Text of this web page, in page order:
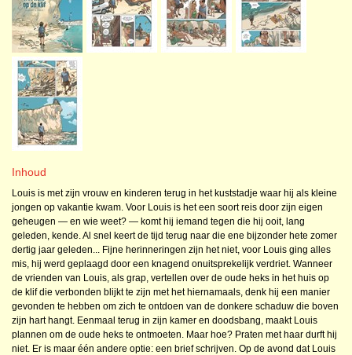
Inhoud
Louis is met zijn vrouw en kinderen terug in het kuststadje waar hij als kleine
jongen op vakantie kwam. Voor Louis is het een soort reis door zijn eigen
geheugen — en wie weet? — komt hij iemand tegen die hij ooit, lang
geleden, kende. Al snel keert de tijd terug naar die ene bijzonder hete zomer
dertig jaar geleden... Fijne herinneringen zijn het niet, voor Louis ging alles
mis, hij werd geplaagd door een knagend onuitsprekelijk verdriet. Wanneer
de vrienden van Louis, als grap, vertellen over de oude heks in het huis op
de klif die verbonden blijkt te zijn met het hiernamaals, denk hij een manier
gevonden te hebben om zich te ontdoen van de donkere schaduw die boven
zijn hart hangt. Eenmaal terug in zijn kamer en doodsbang, maakt Louis
plannen om de oude heks te ontmoeten. Maar hoe? Praten met haar durft hij
niet. Er is maar één andere optie: een brief schrijven. Op de avond dat Louis